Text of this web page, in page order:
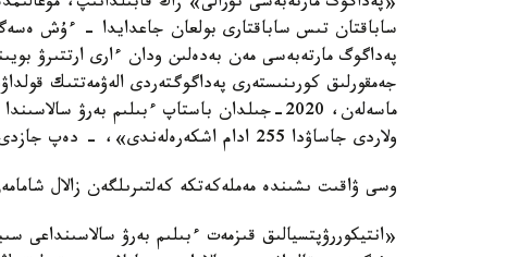
ساباقتان تىس ساباقتارى بولعان جاعدايدا - ءۇش
پەداگوگ مارتەبەسى مەن بەدەلىن ودان ءارى ارتتىرۋ
جەمقورلىق كورىنىستەرى پەداگوگتەردى الەۋمەتتىك
ولاردى جاساۋدا 255 ادام اشكەرەلەندى»، - دەپ جازدى ۆەدومستۆودان.
وسى ۋاقىت ىشىندە مەملەكەتكە كەلتىرىلگەن زالال شامامەن 11 ميلليارد تەڭگەنى
«انتيكوررۋپتسيالىق قىزمەت ءبىلىم بەرۋ سالاسىنداعى